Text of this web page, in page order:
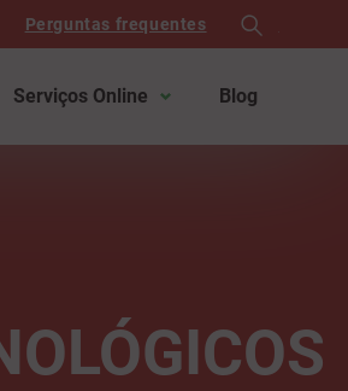
Perguntas frequentes
Serviços Online Blog